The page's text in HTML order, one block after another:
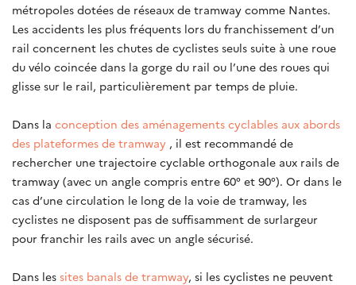
métropoles dotées de réseaux de tramway comme Nantes.
Les accidents les plus fréquents lors du franchissement d’un
rail concernent les chutes de cyclistes seuls suite à une roue
du vélo coincée dans la gorge du rail ou l’une des roues qui
glisse sur le rail, particulièrement par temps de pluie.
Dans la conception des aménagements cyclables aux abords
des plateformes de tramway , il est recommandé de
rechercher une trajectoire cyclable orthogonale aux rails de
tramway (avec un angle compris entre 60° et 90°). Or dans le
cas d’une circulation le long de la voie de tramway, les
cyclistes ne disposent pas de suffisamment de surlargeur
pour franchir les rails avec un angle sécurisé.
Dans les sites banals de tramway, si les cyclistes ne peuvent